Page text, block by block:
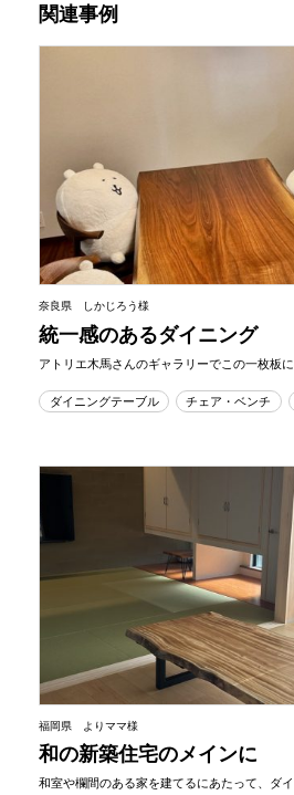
関連事例
奈良県 しかじろう様
統一感のあるダイニング
アトリエ木馬さんのギャラリーでこの一枚板
ダイニングテーブル チェア・ベンチ
福岡県 よりママ様
和の新築住宅のメインに
和室や欄間のある家を建てるにあたって、ダ